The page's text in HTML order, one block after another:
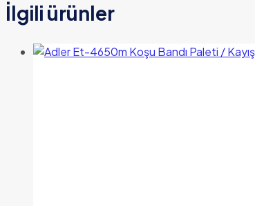
İlgili ürünler